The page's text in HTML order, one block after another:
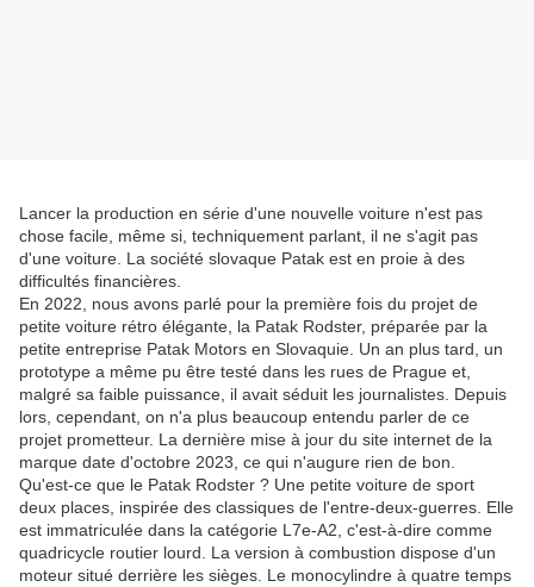
Lancer la production en série d'une nouvelle voiture n'est pas
chose facile, même si, techniquement parlant, il ne s'agit pas
d'une voiture. La société slovaque Patak est en proie à des
difficultés financières.
En 2022, nous avons parlé pour la première fois du projet de
petite voiture rétro élégante, la Patak Rodster, préparée par la
petite entreprise Patak Motors en Slovaquie. Un an plus tard, un
prototype a même pu être testé dans les rues de Prague et,
malgré sa faible puissance, il avait séduit les journalistes. Depuis
lors, cependant, on n'a plus beaucoup entendu parler de ce
projet prometteur. La dernière mise à jour du site internet de la
marque date d'octobre 2023, ce qui n'augure rien de bon.
Qu'est-ce que le Patak Rodster ? Une petite voiture de sport
deux places, inspirée des classiques de l'entre-deux-guerres. Elle
est immatriculée dans la catégorie L7e-A2, c'est-à-dire comme
quadricycle routier lourd. La version à combustion dispose d'un
moteur situé derrière les sièges. Le monocylindre à quatre temps